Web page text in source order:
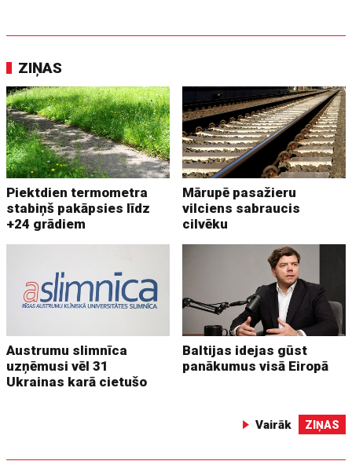
ZIŅAS
Piektdien termometra
stabiņš pakāpsies līdz
+24 grādiem
Mārupē pasažieru
vilciens sabraucis
cilvēku
Austrumu slimnīca
uzņēmusi vēl 31
Ukrainas karā cietušo
Baltijas idejas gūst
panākumus visā Eiropā
Vairāk ZIŅAS